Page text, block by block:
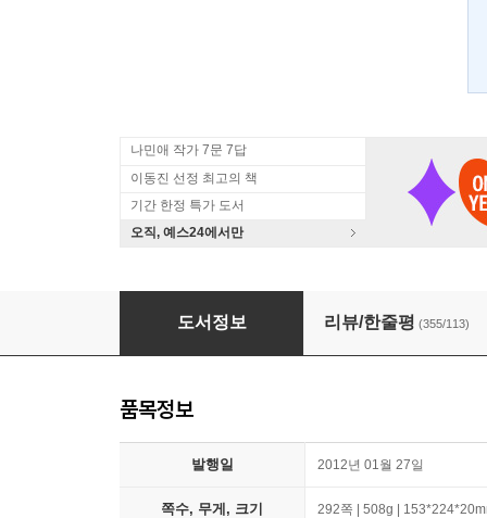
나민애 작가 7문 7답
이동진 선정 최고의 책
기간 한정 특가 도서
오직, 예스24에서만
멈추면, 비로소 보이는 것들
도서정보 리뷰/한줄평 (355/113)
품목정보
발행일 2012년 01월 27일
쪽수, 무게, 크기 292쪽 | 508g |